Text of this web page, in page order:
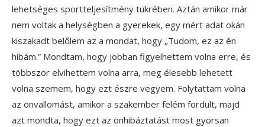
lehetséges sportteljesítmény tükrében. Aztán amikor már
nem voltak a helységben a gyerekek, egy mért adat okán
kiszakadt belőlem az a mondat, hogy „Tudom, ez az én
hibám.” Mondtam, hogy jobban figyelhettem volna erre, és
többször elvihettem volna arra, meg élesebb lehetett
volna szemem, hogy ezt észre vegyem. Folytattam volna
az önvallomást, amikor a szakember felém fordult, majd
azt mondta, hogy ezt az önhibáztatást most gyorsan